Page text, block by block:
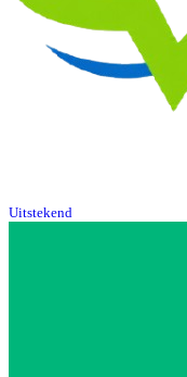
Uitstekend